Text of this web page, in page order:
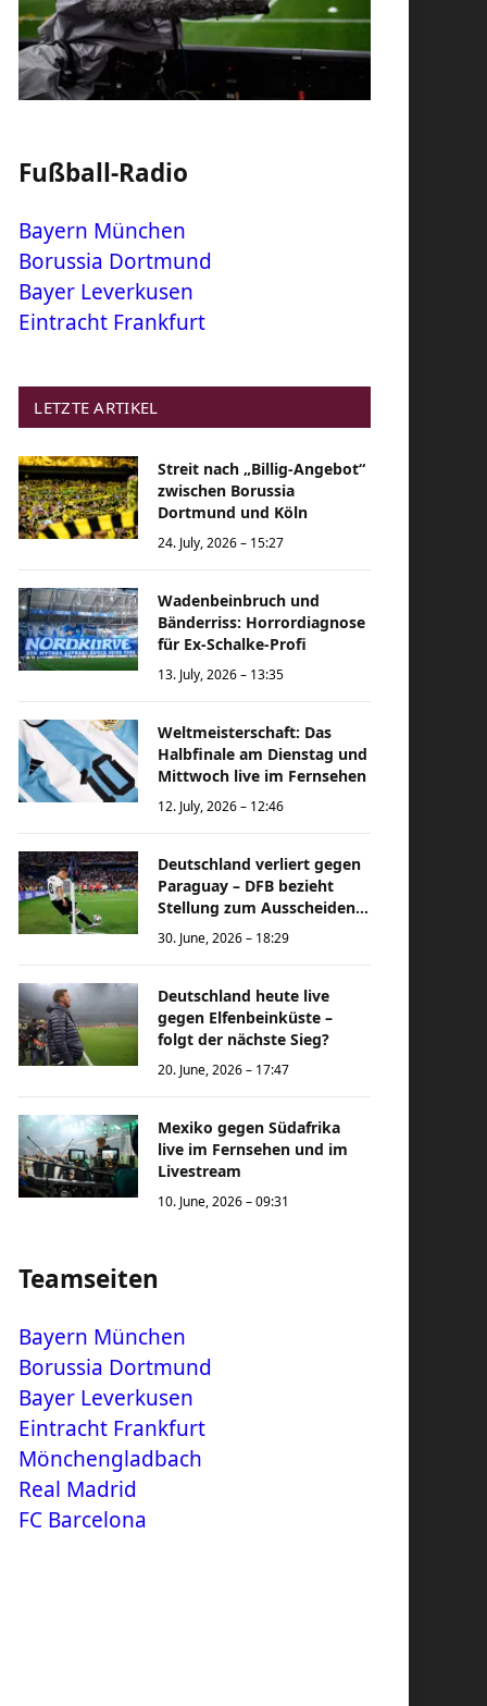
Fußball-Radio
Bayern München
Borussia Dortmund
Bayer Leverkusen
Eintracht Frankfurt
LETZTE ARTIKEL
Streit nach „Billig-Angebot“
zwischen Borussia
Dortmund und Köln
24. July, 2026 – 15:27
Wadenbeinbruch und
Bänderriss: Horrordiagnose
für Ex-Schalke-Profi
13. July, 2026 – 13:35
Weltmeisterschaft: Das
Halbfinale am Dienstag und
Mittwoch live im Fernsehen
12. July, 2026 – 12:46
Deutschland verliert gegen
Paraguay – DFB bezieht
Stellung zum Ausscheiden
bei der Weltmeisterschaft
30. June, 2026 – 18:29
Deutschland heute live
gegen Elfenbeinküste –
folgt der nächste Sieg?
20. June, 2026 – 17:47
Mexiko gegen Südafrika
live im Fernsehen und im
Livestream
10. June, 2026 – 09:31
Teamseiten
Bayern München
Borussia Dortmund
Bayer Leverkusen
Eintracht Frankfurt
Mönchengladbach
Real Madrid
FC Barcelona